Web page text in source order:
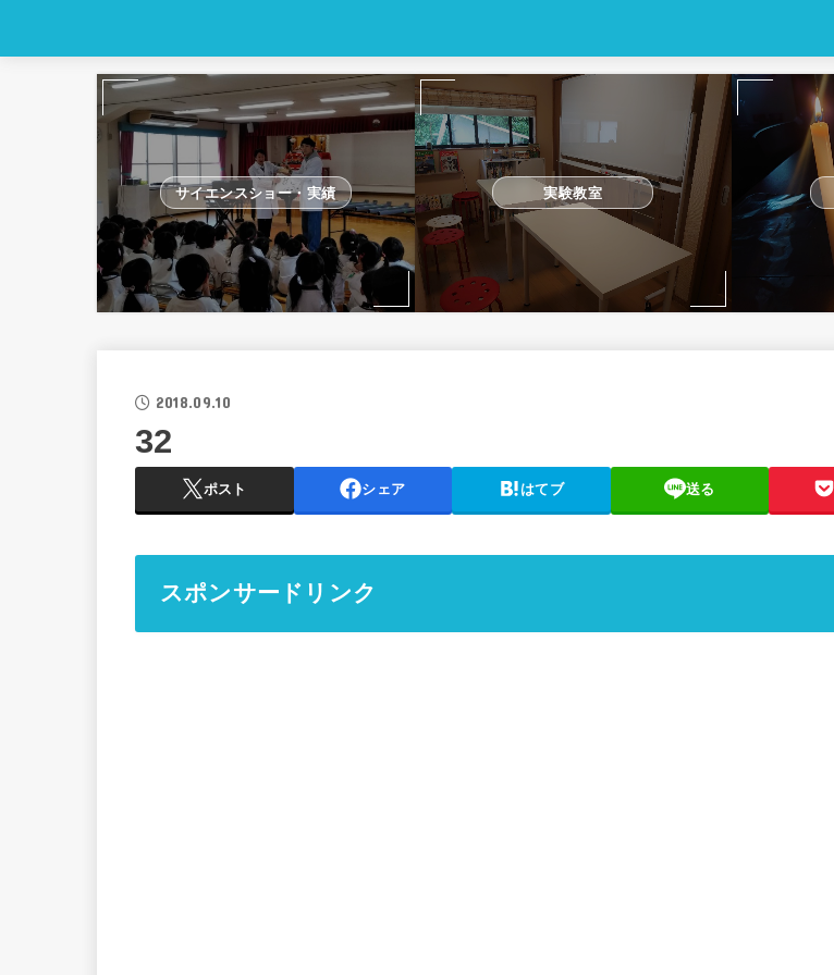
サイエンスショー・実績 実験教室
2018.09.10
32
ポスト シェア はてブ 送る
スポンサードリンク